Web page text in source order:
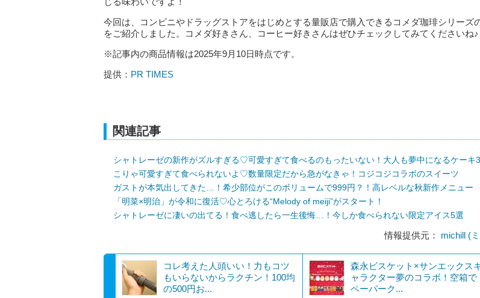
今回は、コンビニやドラッグストアをはじめとする量販店で購入できるコメダ珈琲シリーズ
をご紹介しました。コメダ好きさん、コーヒー好きさんはぜひチェックしてみてくださいね♪
※記事内の商品情報は2025年9月10日時点です。
提供： PR TIMES
関連記事
シャトレーゼの新作がズルすぎる♡可愛すぎて食べるのもったいない！大人も夢中になるケーキ
こりゃ可愛すぎて食べられないよ♡数量限定だから急がなきゃ！コジコジコラボのスイーツ
ガストが本気出してきた…！希少部位がこのボリュームで999円？！高レベルな秋新作メニュー
「明菜×明治」が令和に復活♡心とろける“Melody of meiji”がスタート！
シャトレーゼに凄いの出てる！食べ逃したら一生後悔…！今しか食べられない限定アイス5選
情報提供元： michill (
コレ考えた人頭いい！力もコツ
もいらないからラクチン！100均
の500円お...
森永ビスケット×サンエックス
ャラクター夢のコラボ！空箱で
ペーパーク...